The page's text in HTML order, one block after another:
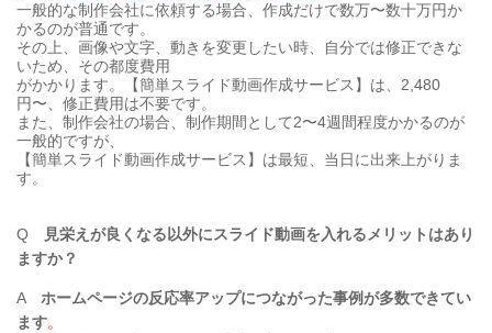
一般的な制作会社に依頼する場合、作成だけで数万〜数十万円か
かるのが普通です。
その上、画像や文字、動きを変更したい時、自分では修正できな
いため、その都度費用
がかかります。【簡単スライド動画作成サービス】は、2,480
円〜、修正費用は不要です。
また、制作会社の場合、制作期間として2〜4週間程度かかるのが
一般的ですが、
【簡単スライド動画作成サービス】は最短、当日に出来上がりま
す。
Q
見栄えが良くなる以外にスライド動画を入れるメリットはあり
ますか？
A ホームページの反応率アップにつながった事例が多数できてい
ます。